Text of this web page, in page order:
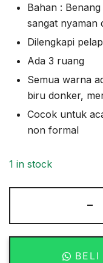
Bahan :
sangat nyaman
Dilengkapi
Ada 3 ruang
Semua warna
biru donker,
Cocok untuk
non formal
1 in stock
-
BELI